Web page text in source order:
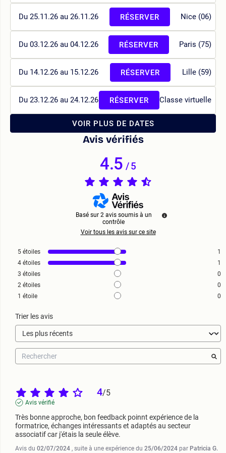
Du 25.11.26 au 26.11.26 Nice (06)
RÉSERVER
Du 03.12.26 au 04.12.26 Paris (75)
RÉSERVER
Du 14.12.26 au 15.12.26 Lille (59)
RÉSERVER
Du 23.12.26 au 24.12.26 Classe virtuelle
RÉSERVER
VOIR PLUS DE DATES
Avis vérifiés
4.5/5
Basé sur 2 avis soumis à un
contrôle
Voir tous les avis sur ce site
5 étoiles
1
4 étoiles
1
3 étoiles
0
2 étoiles
0
1 étoile 0
Trier les avis
4/5
Avis vérifié
Très bonne approche, bon feedback poinnt expérience de la
formatrice, échanges intéressants et adaptés au secteur
associatif car j'étais la seule élève.
Avis du 02/07/2024 , suite à une expérience du 25/06/2024 par Patricia G.